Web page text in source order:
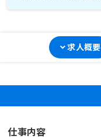
求人概要
仕事内容